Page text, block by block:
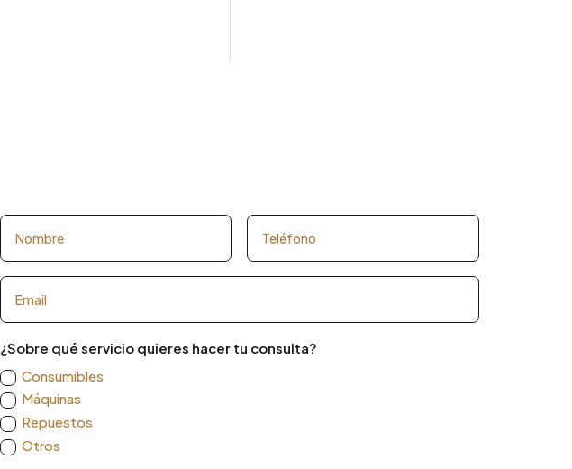
¿Sobre qué servicio quieres hacer tu consulta?
Consumibles
Máquinas
Repuestos
Otros